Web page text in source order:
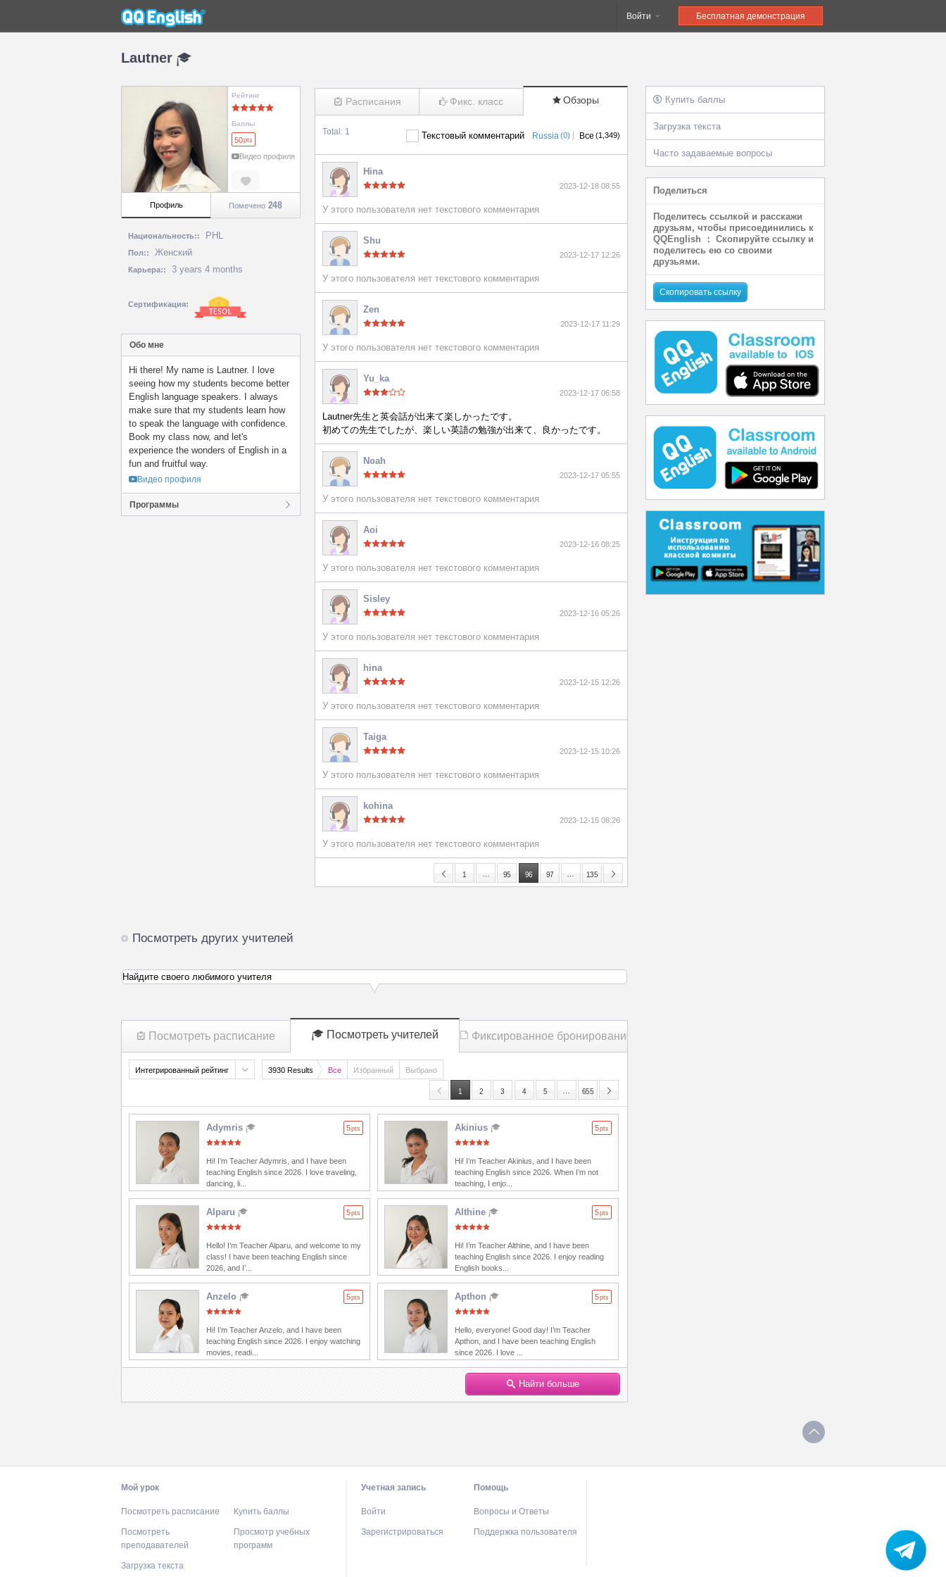
Войти Бесплатная демонстрация
Lautner
Рейтинг
Баллы
50pts
Видео профиля
Профиль Помечено 248
Национальность:: PHL
Пол:: Женский
Карьера:: 3 years 4 months
Сертификация:
Обо мне
Hi there! My name is Lautner. I love
seeing how my students become better
English language speakers. I always
make sure that my students learn how
to speak the language with confidence.
Book my class now, and let's
experience the wonders of English in a
fun and fruitful way.
Видео профиля
Программы
Расписания Фикс. класс Обзоры
Total: 1 Текстовый комментарий Russia(0) | Все (1,349)
Hina
2023-12-18 08:55
У этого пользователя нет текстового комментария
Shu
2023-12-17 12:26
У этого пользователя нет текстового комментария
Zen
2023-12-17 11:29
У этого пользователя нет текстового комментария
Yu_ka
2023-12-17 06:58
Lautner先生と英会話が出来て楽しかったです。
初めての先生でしたが、楽しい英語の勉強が出来て、良かったです。
Noah
2023-12-17 05:55
У этого пользователя нет текстового комментария
Aoi
2023-12-16 08:25
У этого пользователя нет текстового комментария
Sisley
2023-12-16 05:26
У этого пользователя нет текстового комментария
hina
2023-12-15 12:26
У этого пользователя нет текстового комментария
Taiga
2023-12-15 10:26
У этого пользователя нет текстового комментария
kohina
2023-12-15 08:26
У этого пользователя нет текстового комментария
1 95 96 97 135
Посмотреть других учителей
Посмотреть расписание Посмотреть учителей Фиксированное бронирование
Найдите своего любимого учителя
Интегрированный рейтинг 3930 Results Все Избранный Выбрано
1 2 3 4 5 655
Adymris 5pts
Hi! I’m Teacher Adymris, and I have been
teaching English since 2026. I love traveling,
dancing, li...
Akinius 5pts
Hi! I’m Teacher Akinius, and I have been
teaching English since 2026. When I’m not
teaching, I enjo...
Alparu 5pts
Hello! I’m Teacher Alparu, and welcome to my
class! I have been teaching English since
2026, and I’...
Althine 5pts
Hi! I’m Teacher Althine, and I have been
teaching English since 2026. I enjoy reading
English books...
Anzelo 5pts
Hi! I’m Teacher Anzelo, and I have been
teaching English since 2026. I enjoy watching
movies, readi...
Apthon 5pts
Hello, everyone! Good day! I’m Teacher
Apthon, and I have been teaching English
since 2026. I love ...
Найти больше
Купить баллы
Загрузка текста
Часто задаваемые вопросы
Поделиться
Поделитесь ссылкой и расскажи
друзьям, чтобы присоединились к
QQEnglish ： Скопируйте ссылку и
поделитесь ею со своими
друзьями.
Скопировать ссылку
Мой урок
Посмотреть расписание Купить баллы
Посмотреть
преподавателей
Просмотр учебных
программ
Загрузка текста
Учетная запись
Войти
Зарегистрироваться
Помощь
Вопросы и Ответы
Поддержка пользователя